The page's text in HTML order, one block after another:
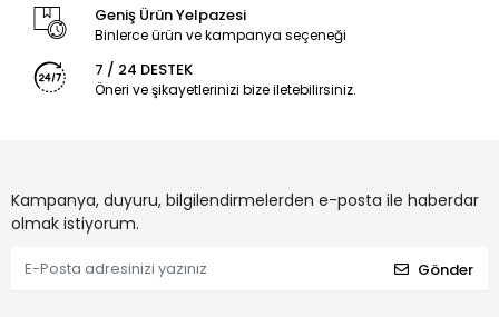
Geniş Ürün Yelpazesi
Binlerce ürün ve kampanya seçeneği
7 / 24 DESTEK
Öneri ve şikayetlerinizi bize iletebilirsiniz.
Kampanya, duyuru, bilgilendirmelerden e-posta ile haberdar
olmak istiyorum.
Gönder